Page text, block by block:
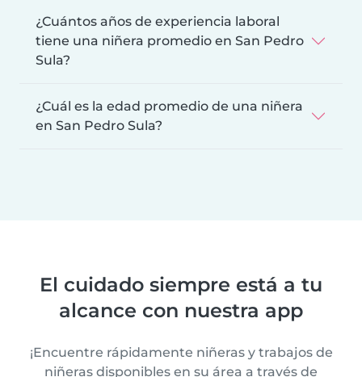
¿Cuántos años de experiencia laboral
tiene una niñera promedio en San Pedro
Sula?
¿Cuál es la edad promedio de una niñera
en San Pedro Sula?
El cuidado siempre está a tu
alcance con nuestra app
¡Encuentre rápidamente niñeras y trabajos de
niñeras disponibles en su área a través de